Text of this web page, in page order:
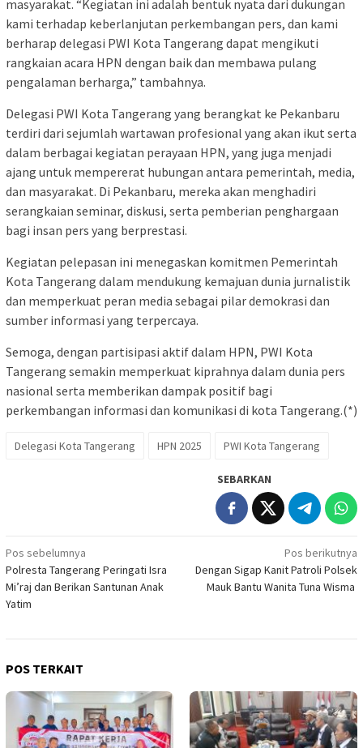
masyarakat. “Kegiatan ini adalah bentuk nyata dari dukungan
kami terhadap keberlanjutan perkembangan pers, dan kami
berharap delegasi PWI Kota Tangerang dapat mengikuti
rangkaian acara HPN dengan baik dan membawa pulang
pengalaman berharga,” tambahnya.
Delegasi PWI Kota Tangerang yang berangkat ke Pekanbaru
terdiri dari sejumlah wartawan profesional yang akan ikut serta
dalam berbagai kegiatan perayaan HPN, yang juga menjadi
ajang untuk mempererat hubungan antara pemerintah, media,
dan masyarakat. Di Pekanbaru, mereka akan menghadiri
serangkaian seminar, diskusi, serta pemberian penghargaan
bagi insan pers yang berprestasi.
Kegiatan pelepasan ini menegaskan komitmen Pemerintah
Kota Tangerang dalam mendukung kemajuan dunia jurnalistik
dan memperkuat peran media sebagai pilar demokrasi dan
sumber informasi yang terpercaya.
Semoga, dengan partisipasi aktif dalam HPN, PWI Kota
Tangerang semakin memperkuat kiprahnya dalam dunia pers
nasional serta memberikan dampak positif bagi
perkembangan informasi dan komunikasi di kota Tangerang.(*)
Delegasi Kota Tangerang HPN 2025 PWI Kota Tangerang
SEBARKAN
Navigasi
pos
Pos sebelumnya
Polresta Tangerang Peringati Isra
Mi’raj dan Berikan Santunan Anak
Yatim
Pos berikutnya
Dengan Sigap Kanit Patroli Polsek
Mauk Bantu Wanita Tuna Wisma
POS TERKAIT